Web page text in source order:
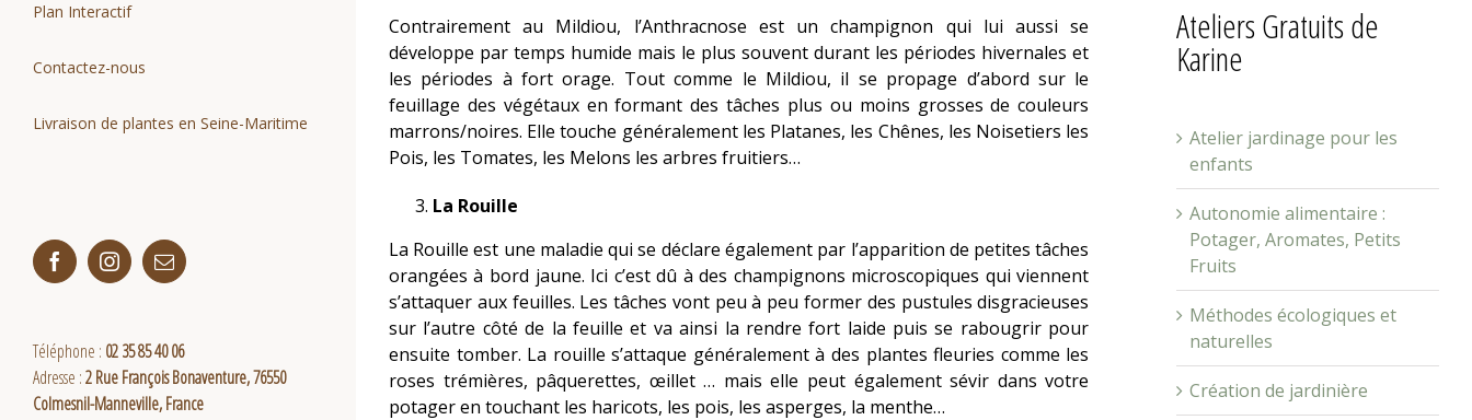
Plan Interactif
Contactez-nous
Livraison de plantes en Seine-Maritime
FacebookInstagramEmail
Téléphone : 02 35 85 40 06
Adresse :2 Rue François Bonaventure, 76550
Colmesnil-Manneville, France
Contrairement au Mildiou, l’Anthracnose est un champignon qui lui aussi se
développe par temps humide mais le plus souvent durant les périodes hivernales et
les périodes à fort orage. Tout comme le Mildiou, il se propage d’abord sur le
feuillage des végétaux en formant des tâches plus ou moins grosses de couleurs
marrons/noires. Elle touche généralement les Platanes, les Chênes, les Noisetiers les
Pois, les Tomates, les Melons les arbres fruitiers…
La Rouille
La Rouille est une maladie qui se déclare également par l’apparition de petites tâches
orangées à bord jaune. Ici c’est dû à des champignons microscopiques qui viennent
s’attaquer aux feuilles. Les tâches vont peu à peu former des pustules disgracieuses
sur l’autre côté de la feuille et va ainsi la rendre fort laide puis se rabougrir pour
ensuite tomber. La rouille s’attaque généralement à des plantes fleuries comme les
roses trémières, pâquerettes, œillet … mais elle peut également sévir dans votre
potager en touchant les haricots, les pois, les asperges, la menthe…
Ateliers Gratuits de
Karine
Atelier jardinage pour les
enfants
Autonomie alimentaire :
Potager, Aromates, Petits
Fruits
Méthodes écologiques et
naturelles
Création de jardinière